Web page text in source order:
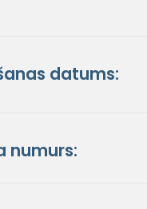
datums:
numurs: